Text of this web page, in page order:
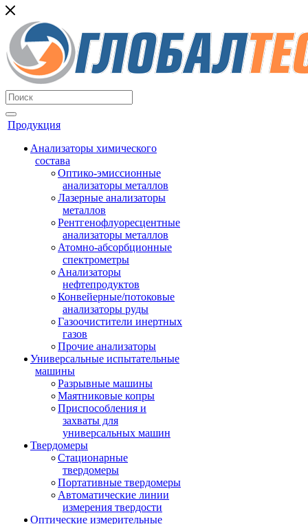
Продукция
Анализаторы химического
состава
Оптико-эмиссионные
анализаторы металлов
Лазерные анализаторы
металлов
Рентгенофлуоресцентные
анализаторы металлов
Атомно-абсорбционные
спектрометры
Анализаторы
нефтепродуктов
Конвейерные/потоковые
анализаторы руды
Газоочистители инертных
газов
Прочие анализаторы
Универсальные испытательные
машины
Разрывные машины
Маятниковые копры
Приспособления и
захваты для
универсальных машин
Твердомеры
Стационарные
твердомеры
Портативные твердомеры
Автоматические линии
измерения твердости
Оптические измерительные